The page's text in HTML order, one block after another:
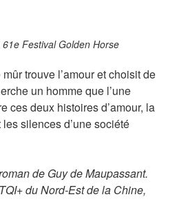
Festival Golden Horse
trouve l’amour et choisit de
un homme que l’une
ces deux histoires d’amour, la
silences d’une société
de Guy de Maupassant.
du Nord-Est de la Chine,